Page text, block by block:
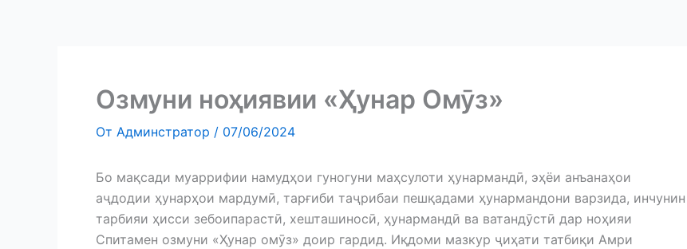
Озмуни ноҳиявии «Ҳунар Омӯз»
От Админстратор / 07/06/2024
Бо мақсади муаррифии намудҳои гуногуни маҳсулоти ҳунармандӣ, эҳёи анъанаҳои
аҷдодии ҳунарҳои мардумӣ, тарғиби таҷрибаи пешқадами ҳунармандони варзида, инчунин
тарбияи ҳисси зебоипарастӣ, хешташиносӣ, ҳунармандӣ ва ватандӯстӣ дар ноҳияи
Спитамен озмуни «Ҳунар омӯз» доир гардид. Иқдоми мазкур ҷиҳати татбиқи Амри